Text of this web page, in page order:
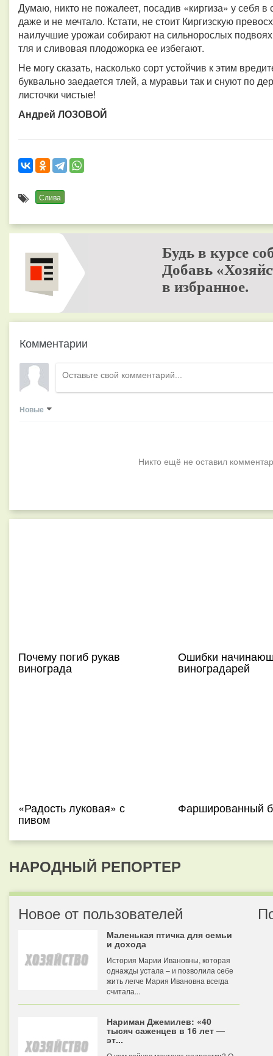
Думаю, никто не пожалеет, посадив «киргиза» у себя
даже и не мечтало. Кстати, не стоит Киргизскую
наилучшие урожаи собирают на сильнорослых
тля и сливовая плодожорка ее избегают.
Не могу сказать, насколько сорт устойчив к этим
буквально заедается тлей, а муравьи так и снуют по
листочки чистые!
Андрей ЛОЗОВОЙ
Слива
Будь в курсе
Добавь
в избранное.
Комментарии
Новые
Никто ещё не оставил
Почему погиб рукав
винограда
Ошибки
виноградарей
«Радость луковая» с
пивом
Фаршированный
НАРОДНЫЙ РЕПОРТЕР
Новое от пользователей
Маленькая птичка для семьи
и дохода
История Марии Ивановны, которая
однажды устала – и позволила себе
жить легче Мария Ивановна всегда
считала...
Нариман Джемилев: «40
тысяч саженцев в 16 лет —
эт...